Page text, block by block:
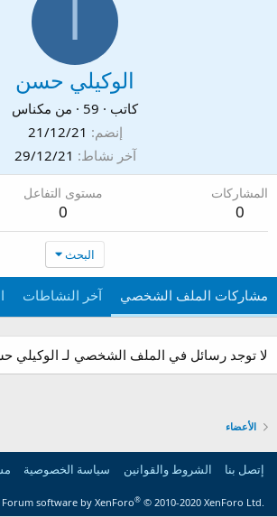
الوكيلي حسن
كاتب ·
· من مكناس
إنضم 21/12/21
آخر نشاط 29/12/21
المشاركات
0
مستوى التفاعل
0
البحث
مشاركات الملف الشخصي آخر النشاطات
لا توجد رسائل في الملف الشخصي لـ الوكيلي
الأعضاء
إتصل بنا الشروط والقوانين سياسة الخصوصية
Forum software by XenForo® © 2010-2020 XenForo Ltd.